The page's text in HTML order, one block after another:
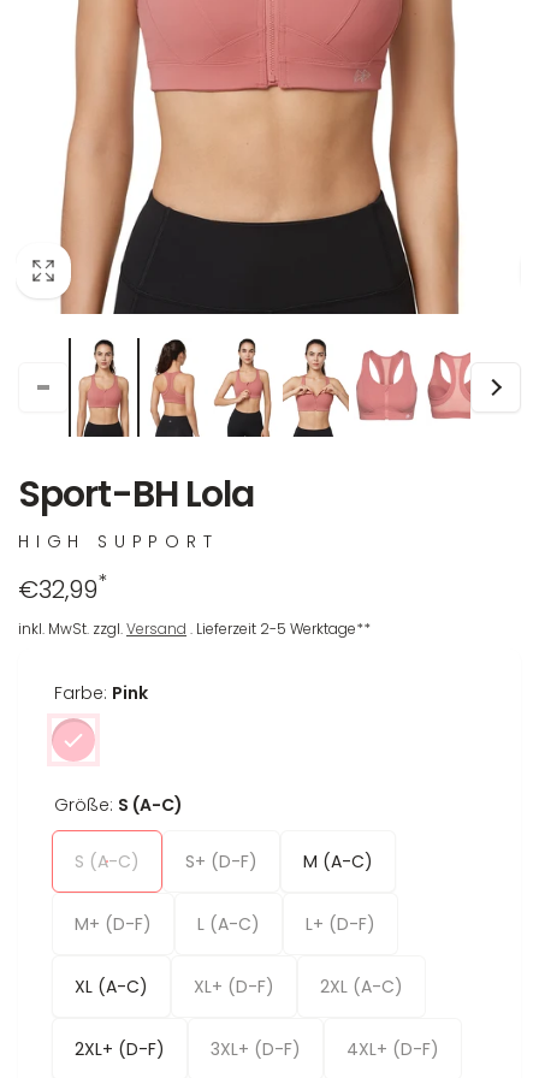
Sport-BH Lola
HIGH SUPPORT
Regulärer
Preis
€32,99*
inkl. MwSt. zzgl.Versand . Lieferzeit 2-5 Werktage**
Farbe: Pink
Größe: S (A-C)
S (A-C) S+ (D-F) M (A-C)
M+ (D-F) L (A-C) L+ (D-F)
XL (A-C) XL+ (D-F) 2XL (A-C)
2XL+ (D-F) 3XL+ (D-F) 4XL+ (D-F)